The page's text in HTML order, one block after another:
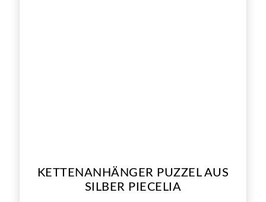
KETTENANHÄNGER PUZZEL AUS
SILBER PIECELIA